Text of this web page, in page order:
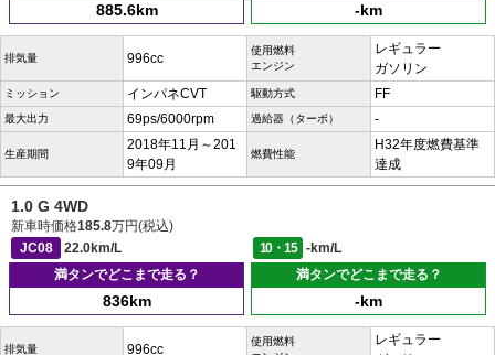
885.6km -km
排気量 996cc
使用燃料
エンジン
レギュラー
ガソリン
ミッション インパネCVT 駆動方式 FF
最大出力 69ps/6000rpm 過給器（ターボ） -
生産期間
2018年11月～201
9年09月
燃費性能
H32年度燃費基準
達成
1.0 G 4WD
新車時価格185.8万円(税込)
JC08
22.0km/L 10・15
-km/L
満タンでどこまで走る？
836km
満タンでどこまで走る？
-km
排気量 996cc
使用燃料
レギュラー